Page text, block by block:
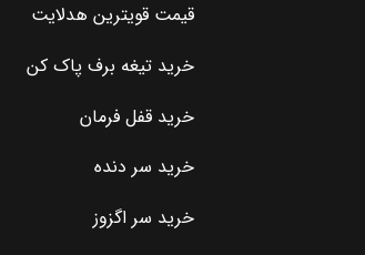
قیمت قویترین هدلایت
خرید تیغه برف پاک کن
خرید قفل فرمان
خرید سر دنده
خرید سر اگزوز